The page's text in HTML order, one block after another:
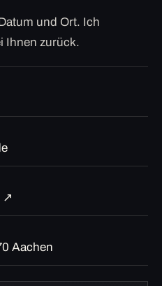
und Ort. Ich
Ihnen zurück.
↗
Aachen